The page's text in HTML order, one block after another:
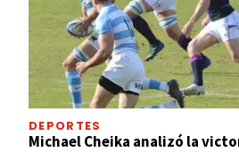
DEPORTES
Michael Cheika analizó la